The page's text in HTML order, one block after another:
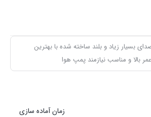
بسیار زیاد و بلند ساخته شده با بهترین
و مناسب نیازمند پمپ هوا
زمان آماده سازی